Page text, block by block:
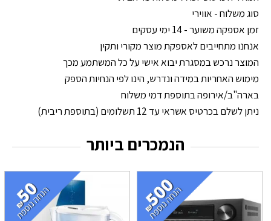
סוג משלוח - אווירי
זמן אספקה משוער - 14 ימי עסקים
אנחנו מתחייבים לאספקת מוצר מקורי ותקין
המוצר נרכש במסגרת יבוא אישי על כל המשתמע מכך
מימוש האחריות במידה ונדרש, הינו לפי הנחיות הספק
בארה"ב/אירופה בתוספת דמי משלוח
ניתן לשלם בכרטיס אשראי עד 12 תשלומים (בתוספת ריבית)
הנמכרים ביותר